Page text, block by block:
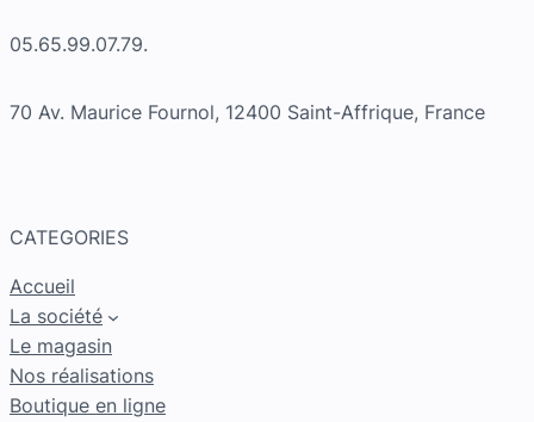
05.65.99.07.79.
70 Av. Maurice Fournol, 12400 Saint-Affrique, France
CATEGORIES
Accueil
La société
Le magasin
Nos réalisations
Boutique en ligne